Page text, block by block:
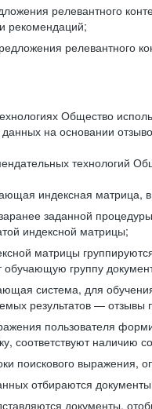
релевантного
рекомендаций;
релевантного
Общество
на основании
технологий
индексная матрица, в
заданной
индексной матрицы;
матрицы
обучающую группу
система, для
результатов —
пользователя
соответствуют наличию
поискового выражения,
отбираются
документы,